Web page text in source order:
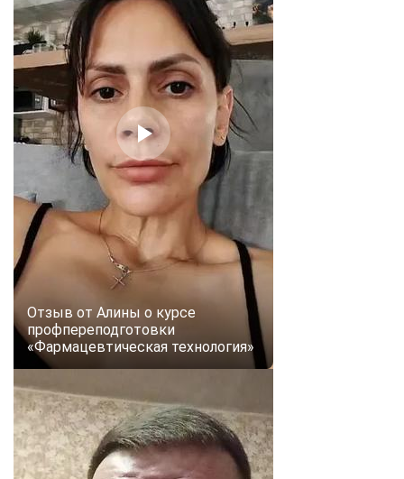
Отзыв от Алины о курсе
профпереподготовки
«Фармацевтическая технология»